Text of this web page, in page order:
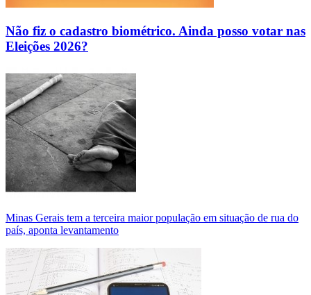
Não fiz o cadastro biométrico. Ainda posso votar nas
Eleições 2026?
Minas Gerais tem a terceira maior população em situação de rua do
país, aponta levantamento